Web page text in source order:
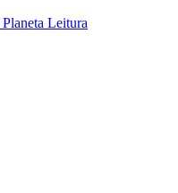
Planeta Leitura